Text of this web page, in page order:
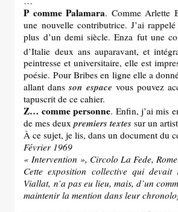
P comme Palamara. Comme Arlette
une nouvelle contributrice. J’ai
plus d’un demi siècle. Enza fut une
d’Italie deux ans auparavant, et
peintresse et universitaire, elle est
poésie. Pour Bribes en ligne elle a
allant dansson espace vous pouvez
tapuscrit de ce cahier.
Z… comme personne. Enfin, j’ai mis
de mes deuxpremiers textes sur un
À ce sujet, je lis, dans un document du
Février 1969
« Intervention », Circolo La Fede, Rome.
Cette exposition collective qui devait
Viallat, n’a pas eu lieu, mais, d’un
maintenir la mention dans leur